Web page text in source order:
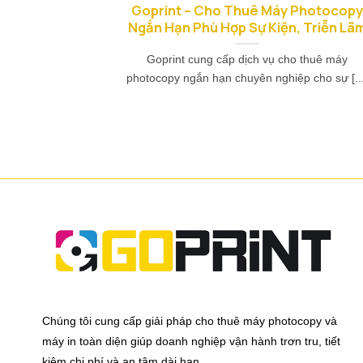
Goprint – Cho Thuê Máy Photocopy
Ngắn Hạn Phù Hợp Sự Kiện, Triễn
Goprint cung cấp dịch vụ cho thuê máy
photocopy ngắn hạn chuyên nghiệp cho sự
Chúng tôi cung cấp giải pháp cho thuê máy photocopy và
máy in toàn diện giúp doanh nghiệp vận hành trơn tru, tiết